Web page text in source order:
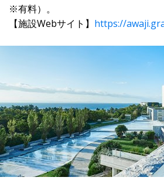
※有料）。
【施設Webサイト】 https://